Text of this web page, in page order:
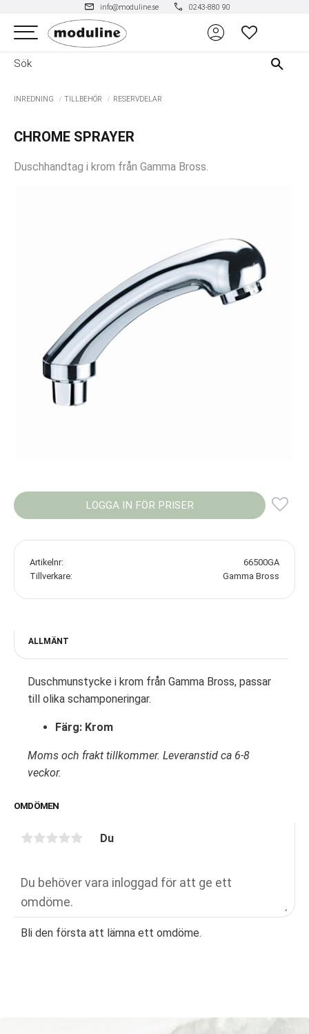
Meny
mail info@moduline.se phone 0243-880 90
account_circle FAVORITER
INREDNING TILLBEHÖR RESERVDELAR
CHROME SPRAYER
Duschhandtag i krom från Gamma Bross.
LOGGA IN FÖR PRISER
Artikelnr
66500GA
Tillverkare
Gamma Bross
ALLMÄNT
Duschmunstycke i krom från Gamma Bross, passar
till olika schamponeringar.
Färg: Krom
Moms och frakt tillkommer. Leveranstid ca 6-8
veckor.
OMDÖMEN
Du
Bli den första att lämna ett omdöme.